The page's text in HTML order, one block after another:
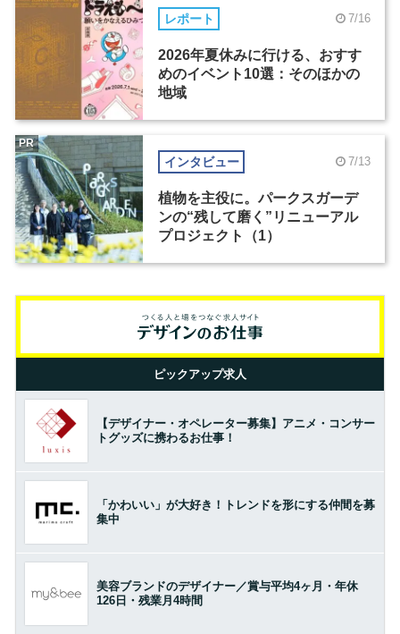
レポート 7/16
2026年夏休みに行ける、おすす
めのイベント10選：そのほかの
地域
インタビュー 7/13
植物を主役に。パークスガーデ
ンの“残して磨く”リニューアル
プロジェクト（1）
PR
ピックアップ求人
【デザイナー・オペレーター募集】アニメ・コンサー
トグッズに携わるお仕事！
「かわいい」が大好き！トレンドを形にする仲間を募
集中
美容ブランドのデザイナー／賞与平均4ヶ月・年休
126日・残業月4時間